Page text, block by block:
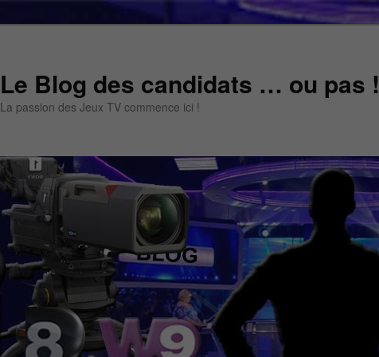
Le Blog des candidats … ou pas !
La passion des Jeux TV commence ici !